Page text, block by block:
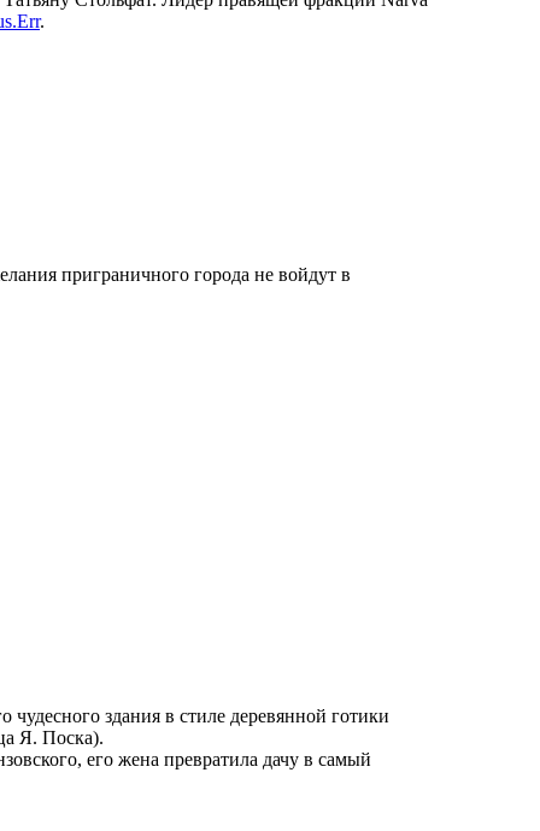
.
приграничного города не войдут в
здания в стиле деревянной готики
Я. Поска).
его жена превратила дачу в самый